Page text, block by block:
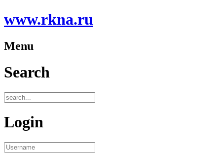
www.rkna.ru
Menu
Search
Login